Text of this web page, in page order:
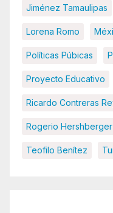
Jiménez Tamaulipas
Lorena Romo
Políticas Púbicas
Proyecto Educativo
Ricardo Contreras
Rogerio Hershberger
Teofilo Benítez